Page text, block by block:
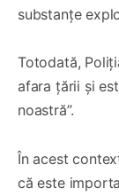
substanțe
Totodată,
afara țării și
noastră”.
În acest
că este